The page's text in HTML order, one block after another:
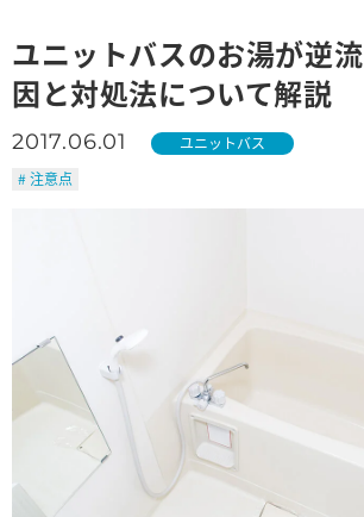
ユニットバスのお湯が逆
因と対処法について解説
2017.06.01
ユニットバス
# 注意点